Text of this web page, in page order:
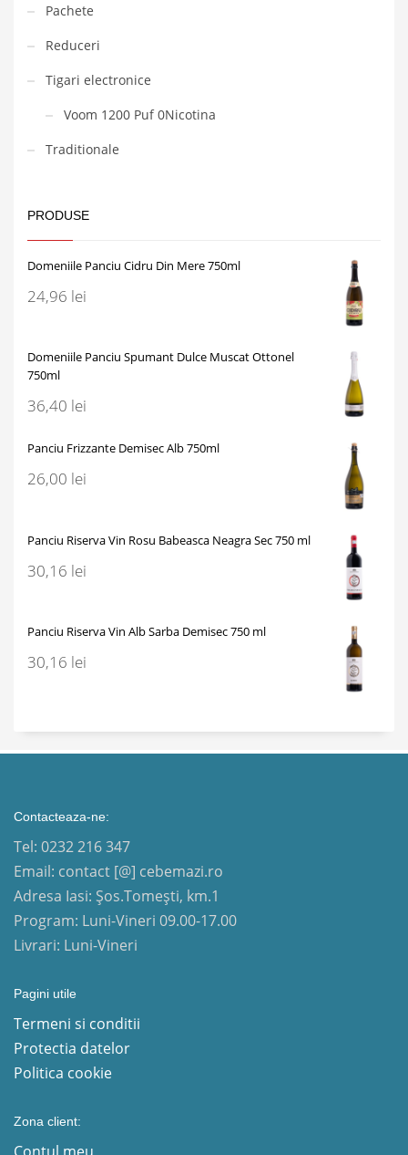
Pachete
Reduceri
Tigari electronice
Voom 1200 Puf 0Nicotina
Traditionale
PRODUSE
Domeniile Panciu Cidru Din Mere 750ml
24,96 lei
Domeniile Panciu Spumant Dulce Muscat Ottonel
750ml
36,40 lei
Panciu Frizzante Demisec Alb 750ml
26,00 lei
Panciu Riserva Vin Rosu Babeasca Neagra Sec 750 ml
30,16 lei
Panciu Riserva Vin Alb Sarba Demisec 750 ml
30,16 lei
Contacteaza-ne:
Tel: 0232 216 347
Email: contact [@] cebemazi.ro
Adresa Iasi: Șos.Tomești, km.1
Program: Luni-Vineri 09.00-17.00
Livrari: Luni-Vineri
Pagini utile
Termeni si conditii
Protectia datelor
Politica cookie
Zona client: